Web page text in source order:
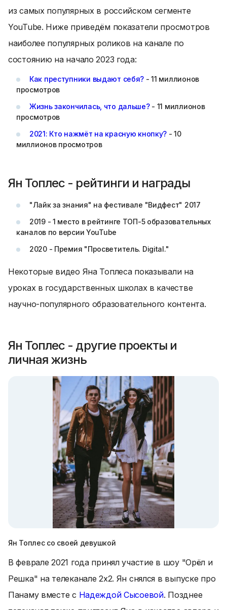
из самых популярных в российском сегменте
YouTube. Ниже приведём показатели просмотров
наиболее популярных роликов на канале по
состоянию на начало 2023 года:
Как преступники выдают себя? - 11 миллионов
просмотров
Жизнь закончилась, что дальше?- 11 миллионов
просмотров
2021: Кто нажмёт на красную кнопку? - 10
миллионов просмотров
Ян Топлес - рейтинги и награды
"Лайк за знания" на фестивале "Видфест" 2017
2019 - 1 место в рейтинге ТОП-5 образовательных
каналов по версии YouTube
2020 - Премия "Просветитель. Digital."
Некоторые видео Яна Топлеса показывали на
уроках в государственных школах в качестве
научно-популярного образовательного контента.
Ян Топлес - другие проекты и
личная жизнь
Ян Топлес со своей девушкой
В феврале 2021 года принял участие в шоу "Орёл и
Решка" на телеканале 2x2. Ян снялся в выпуске про
Панаму вместе с Надеждой Сысоевой. Позднее